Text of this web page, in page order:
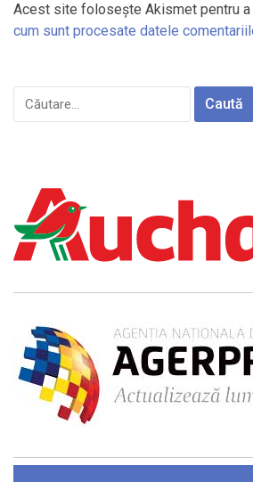
Acest site folosește Akismet pentru a
cum sunt procesate datele
Caută
după: